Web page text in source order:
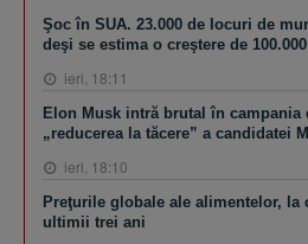
Şoc în SUA. 23.000 de locuri de
deşi se estima o creştere de 100.000
ieri, 18:11
Elon Musk intră brutal în campania
„reducerea la tăcere” a candidatei
ieri, 18:10
Preţurile globale ale alimentelor,
ultimii trei ani